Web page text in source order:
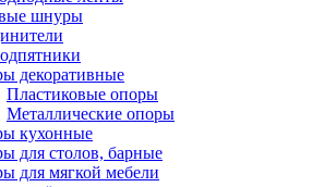
шнуры
декоративные
Пластиковые опоры
Металлические опоры
кухонные
для столов, барные
для мягкой мебели